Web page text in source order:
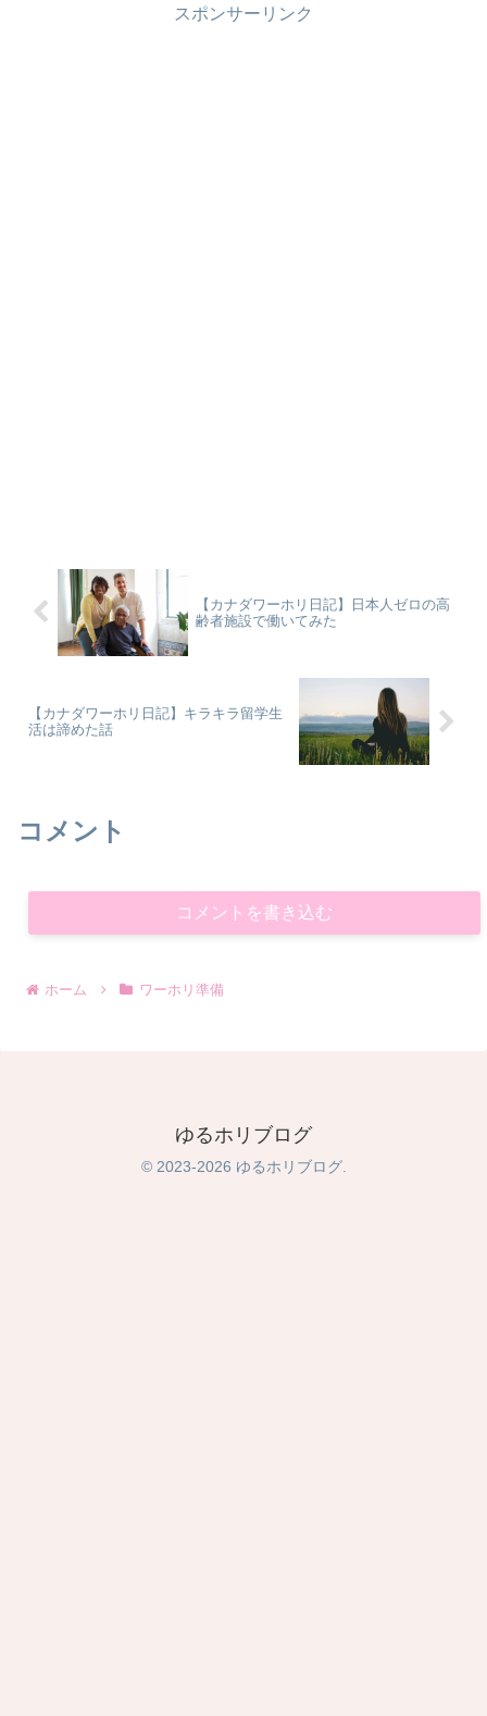
スポンサーリンク
【カナダワーホリ日記】日本人ゼロの高
齢者施設で働いてみた
【カナダワーホリ日記】キラキラ留学生
活は諦めた話
コメント
コメントを書き込む
ホーム ワーホリ準備
ゆるホリブログ
© 2023-2026 ゆるホリブログ.